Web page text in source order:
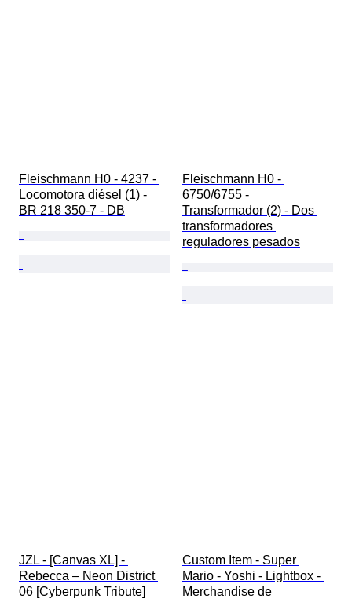
Fleischmann H0 - 4237 -
Locomotora diésel (1) -
BR 218 350-7 - DB
Fleischmann H0 -
6750/6755 -
Transformador (2) - Dos
transformadores
reguladores pesados
JZL - [Canvas XL] -
Rebecca – Neon District
06 [Cyberpunk Tribute]
Custom Item - Super
Mario - Yoshi - Lightbox -
Merchandise de